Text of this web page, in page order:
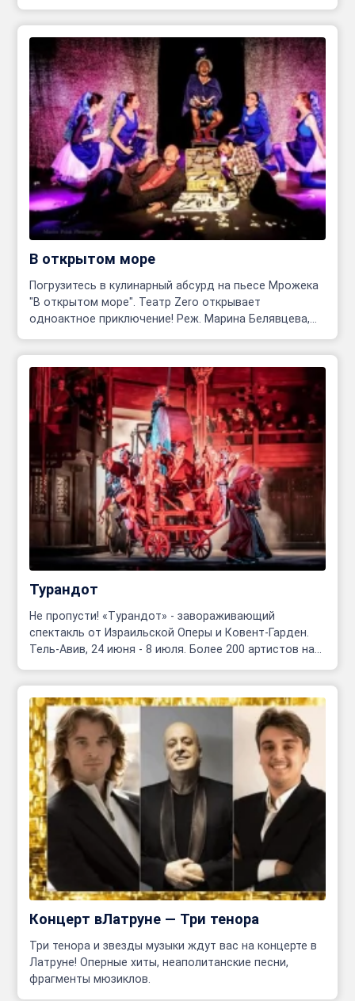
В открытом море
Погрузитесь в кулинарный абсурд на пьесе Мрожека
"В открытом море". Театр Zero открывает
одноактное приключение! Реж. Марина Белявцева,
Турандот
Не пропусти! «Турандот» - завораживающий
спектакль от Израильской Оперы и Ковент-Гарден.
Тель-Авив, 24 июня - 8 июля. Более 200 артистов на
Концерт вЛатруне — Три тенора
Три тенора и звезды музыки ждут вас на концерте в
Латруне! Оперные хиты, неаполитанские песни,
фрагменты мюзиклов.